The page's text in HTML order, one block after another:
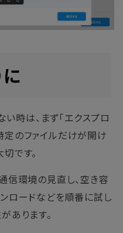
時は、まず「エクスプロ
定のファイルだけが開け
です。
信環境の見直し、空き容
ロードなどを順番に試し
あります。